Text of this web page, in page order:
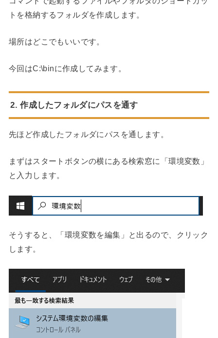
トを格納するフォルダを作成します。
場所はどこでもいいです。
今回はC:\binに作成してみます。
2. 作成したフォルダにパスを通す
先ほど作成したフォルダにパスを通します。
まずはスタートボタンの横にある検索窓に「環境変数」
と入力します。
そうすると、「環境変数を編集」と出るので、クリック
します。